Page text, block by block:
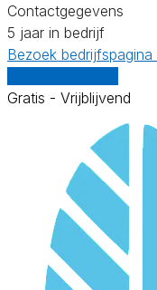
Contactgegevens
5 jaar in bedrijf
Bezoek bedrijfspagina
Gratis - Vrijblijvend